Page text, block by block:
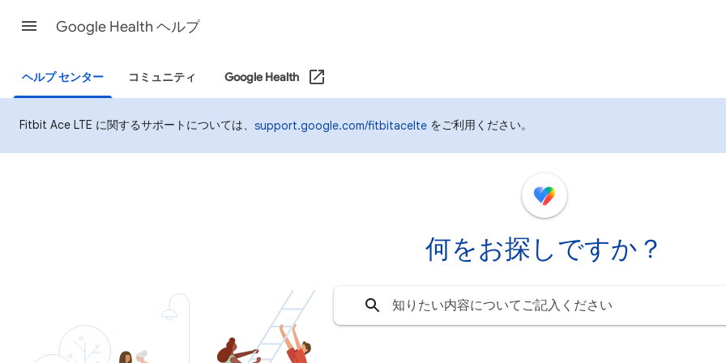
Google Health ヘルプ
ヘルプ センター コミュニティ Google Health
Fitbit Ace LTE に関するサポートについては、 support.google.com/fitbitacelte をご利用ください。
何をお探しですか？